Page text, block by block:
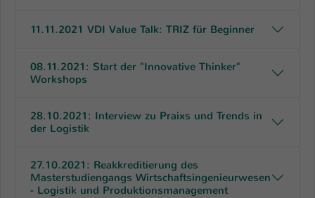
11.11.2021 VDI Value Talk: TRIZ für Beginner
08.11.2021: Start der "Innovative Thinker"
Workshops
28.10.2021: Interview zu Praixs und Trends in
der Logistik
27.10.2021: Reakkreditierung des
Masterstudiengangs Wirtschaftsingenieurwesen
- Logistik und Produktionsmanagement